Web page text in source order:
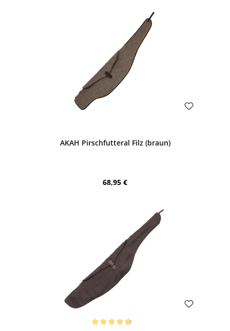
AKAH Pirschfutteral Filz (braun)
Regulärer Preis:
68,95 €